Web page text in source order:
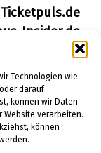
Technologien wie
darauf
können wir Daten
Website verarbeiten.
können
Ticketpuls.de
Insider.de
Insider.de
Bau-Insider.de